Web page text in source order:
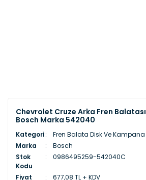
Chevrolet Cruze Arka Fren Balatası
Bosch Marka 542040
Kategori
Fren Balata Disk Ve Kampana
Marka
Bosch
Stok
Kodu
0986495259-542040C
Fiyat 677,08 TL + KDV